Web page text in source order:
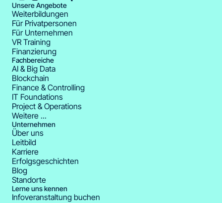
Unsere Angebote
Weiterbildungen
Für Privatpersonen
Für Unternehmen
VR Training
Finanzierung
Fachbereiche
AI & Big Data
Blockchain
Finance & Controlling
IT Foundations
Project & Operations
Weitere ...
Unternehmen
Über uns
Leitbild
Karriere
Erfolgsgeschichten
Blog
Standorte
Lerne uns kennen
Infoveranstaltung buchen